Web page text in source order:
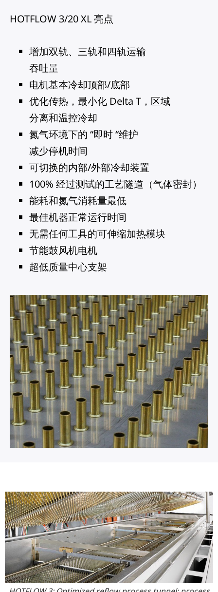
HOTFLOW 3/20 XL 亮点
增加双轨、三轨和四轨运输
吞吐量
电机基本冷却顶部/底部
优化传热，最小化 Delta T，区域
分离和温控冷却
氮气环境下的 “即时 “维护
减少停机时间
可切换的内部/外部冷却装置
100% 经过测试的工艺隧道（气体密封）
能耗和氮气消耗量最低
最佳机器正常运行时间
无需任何工具的可伸缩加热模块
节能鼓风机电机
超低质量中心支架